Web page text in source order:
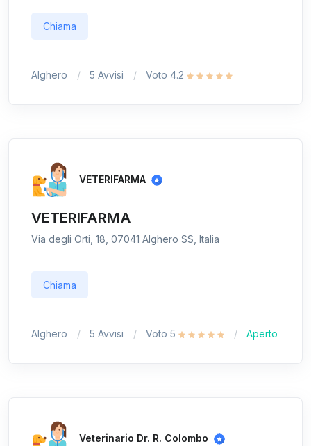
Chiama
Alghero 5 Avvisi Voto 4.2
VETERIFARMA
VETERIFARMA
Via degli Orti, 18, 07041 Alghero SS, Italia
Chiama
Alghero 5 Avvisi Voto 5 Aperto
Veterinario Dr. R. Colombo